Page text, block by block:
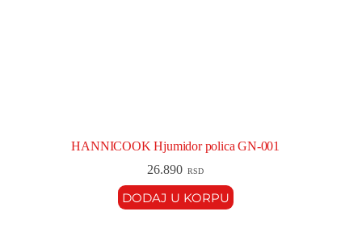
HANNICOOK Hjumidor polica GN-001
26.890 RSD
DODAJ U KORPU